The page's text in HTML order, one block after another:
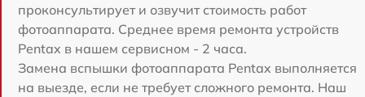
проконсультирует и озвучит стоимость работ
фотоаппарата. Среднее время ремонта устройств
Pentax в нашем сервисном - 2 часа.
Замена вспышки фотоаппарата Pentax выполняется
на выезде, если не требует сложного ремонта. Наш